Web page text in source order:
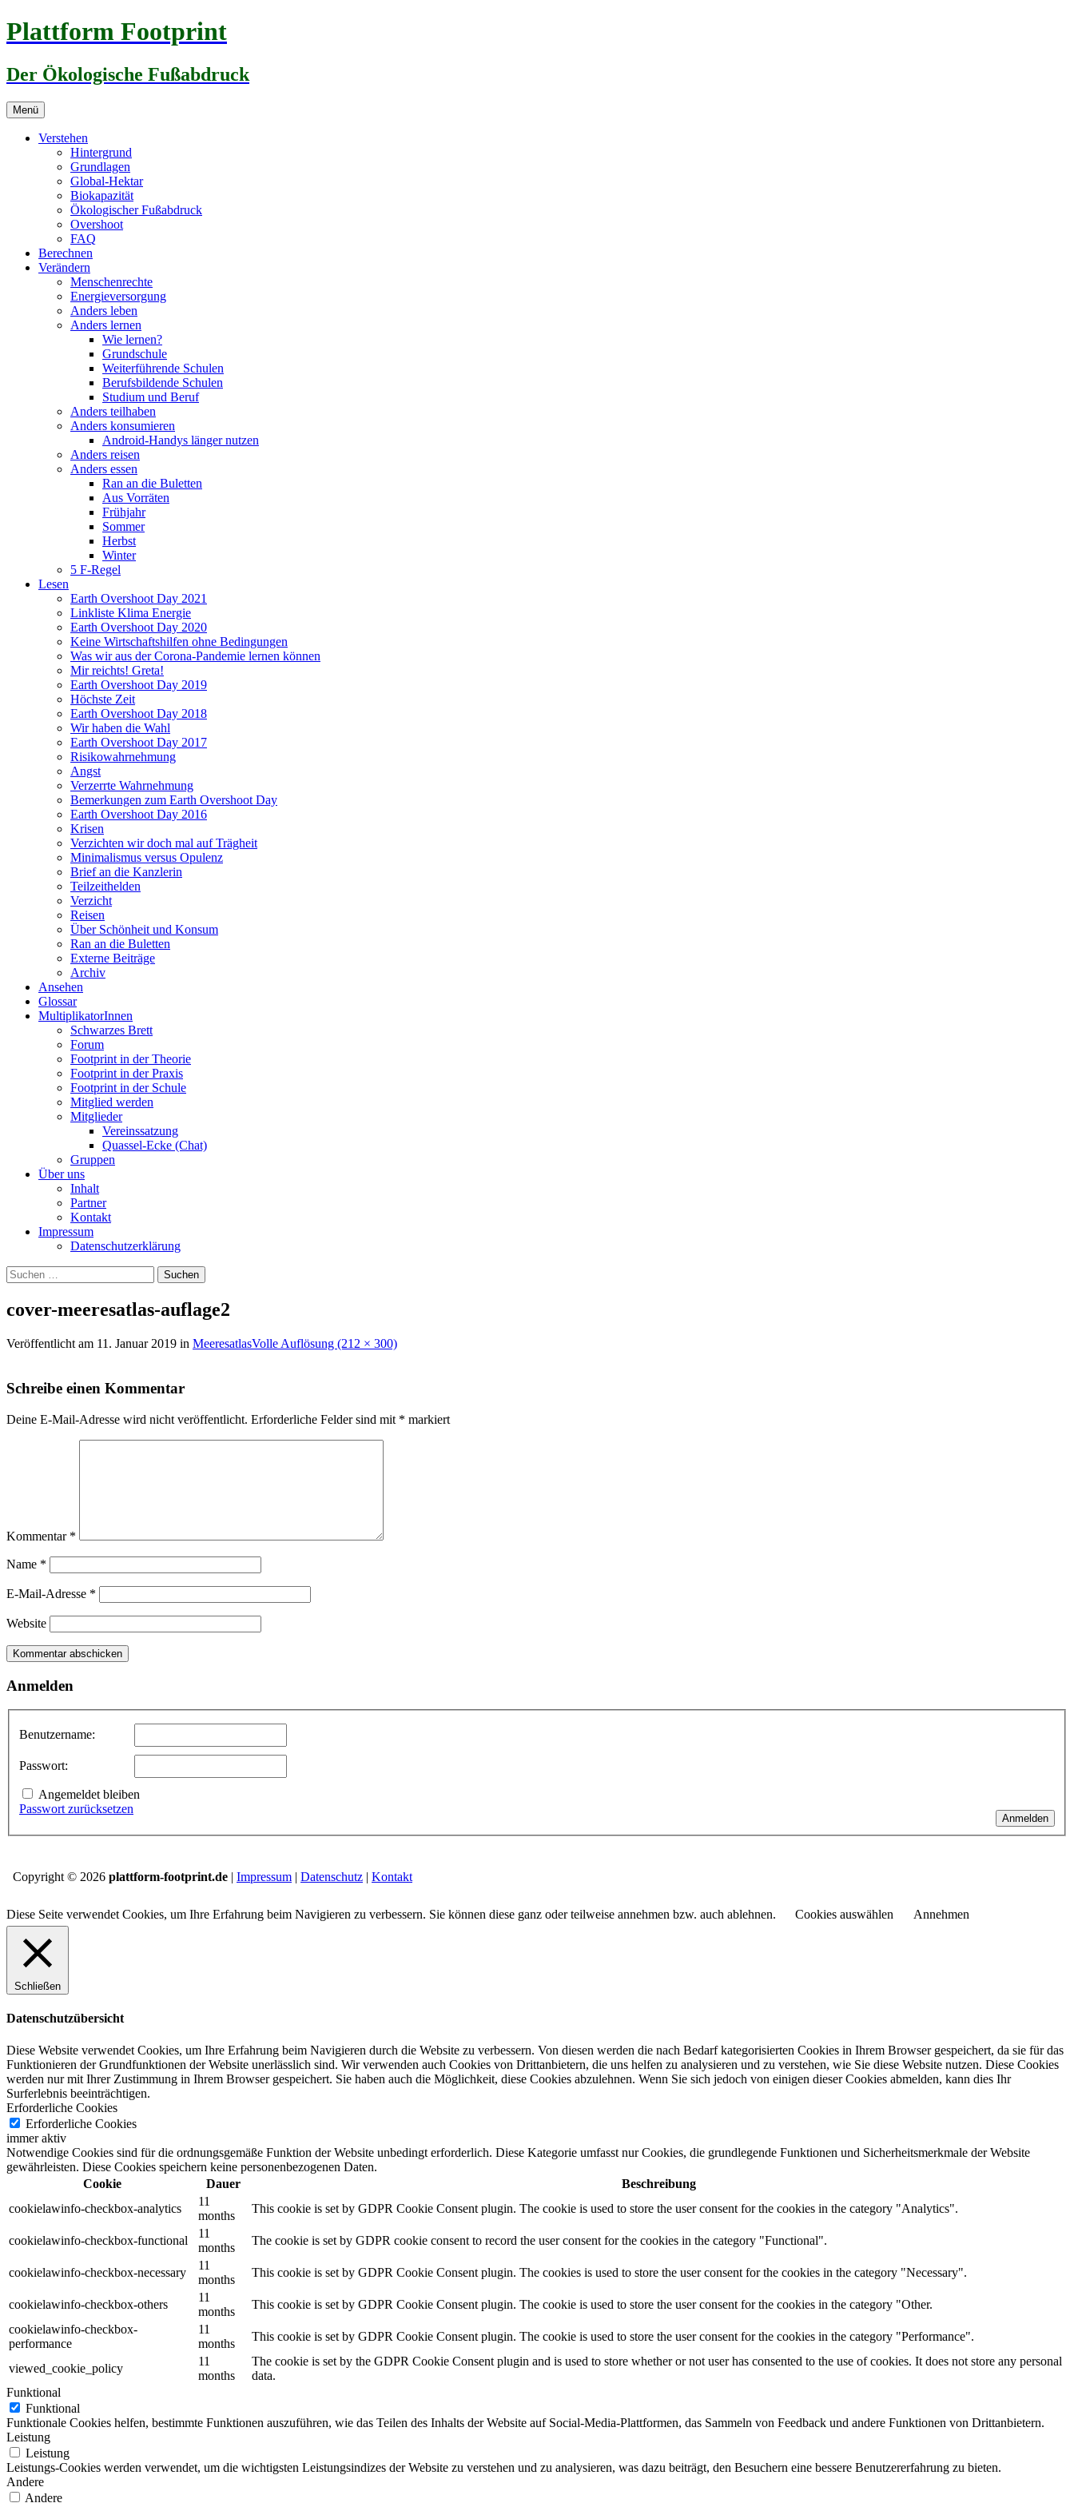
Zum
Inhalt
Plattform Footprint
Der Ökologische Fußabdruck
Menü
Verstehen
Hintergrund
Grundlagen
Global-Hektar
Biokapazität
Ökologischer Fußabdruck
Overshoot
FAQ
Berechnen
Verändern
Menschenrechte
Energieversorgung
Anders leben
Anders lernen
Wie lernen?
Grundschule
Weiterführende Schulen
Berufsbildende Schulen
Studium und Beruf
Anders teilhaben
Anders konsumieren
Android-Handys länger nutzen
Anders reisen
Anders essen
Ran an die Buletten
Aus Vorräten
Frühjahr
Sommer
Herbst
Winter
5 F-Regel
Lesen
Earth Overshoot Day 2021
Linkliste Klima Energie
Earth Overshoot Day 2020
Keine Wirtschaftshilfen ohne Bedingungen
Was wir aus der Corona-Pandemie lernen können
Mir reichts! Greta!
Earth Overshoot Day 2019
Höchste Zeit
Earth Overshoot Day 2018
Wir haben die Wahl
Earth Overshoot Day 2017
Risikowahrnehmung
Angst
Verzerrte Wahrnehmung
Bemerkungen zum Earth Overshoot Day
Earth Overshoot Day 2016
Krisen
Verzichten wir doch mal auf Trägheit
Minimalismus versus Opulenz
Brief an die Kanzlerin
Teilzeithelden
Verzicht
Reisen
Über Schönheit und Konsum
Ran an die Buletten
Externe Beiträge
Archiv
Ansehen
Glossar
MultiplikatorInnen
Schwarzes Brett
Forum
Footprint in der Theorie
Footprint in der Praxis
Footprint in der Schule
Mitglied werden
Mitglieder
Vereinssatzung
Quassel-Ecke (Chat)
Gruppen
Über uns
Inhalt
Partner
Kontakt
Impressum
Datenschutzerklärung
Suchen
nach:
cover-meeresatlas-auflage2
Veröffentlicht am 11. Januar 2019 in MeeresatlasVolle Auflösung (212 × 300)
Schreibe einen Kommentar
Deine E-Mail-Adresse wird nicht veröffentlicht. Erforderliche Felder sind mit * markiert
Kommentar *
Name *
E-Mail-Adresse *
Website
Anmelden
Benutzername:
Passwort:
Angemeldet bleiben
Anmelden
Passwort zurücksetzen
Copyright © 2026 plattform-footprint.de | Impressum | Datenschutz | Kontakt
Diese Seite verwendet Cookies, um Ihre Erfahrung beim Navigieren zu verbessern. Sie können diese ganz oder teilweise annehmen bzw. auch ablehnen. Cookies auswählen Annehmen
Schließen
Datenschutzübersicht
Diese Website verwendet Cookies, um Ihre Erfahrung beim Navigieren durch die Website zu verbessern. Von diesen werden die nach Bedarf kategorisierten Cookies in Ihrem Browser gespeichert, da sie für das
Funktionieren der Grundfunktionen der Website unerlässlich sind. Wir verwenden auch Cookies von Drittanbietern, die uns helfen zu analysieren und zu verstehen, wie Sie diese Website nutzen. Diese Cookies
werden nur mit Ihrer Zustimmung in Ihrem Browser gespeichert. Sie haben auch die Möglichkeit, diese Cookies abzulehnen. Wenn Sie sich jedoch von einigen dieser Cookies abmelden, kann dies Ihr
Surferlebnis beeinträchtigen.
Erforderliche Cookies
Erforderliche Cookies
immer aktiv
Notwendige Cookies sind für die ordnungsgemäße Funktion der Website unbedingt erforderlich. Diese Kategorie umfasst nur Cookies, die grundlegende Funktionen und Sicherheitsmerkmale der Website
gewährleisten. Diese Cookies speichern keine personenbezogenen Daten.
Cookie
Dauer
Beschreibung
cookielawinfo-checkbox-analytics
11
months
This cookie is set by GDPR Cookie Consent plugin. The cookie is used to store the user consent for the cookies in the category "Analytics".
cookielawinfo-checkbox-functional
11
months
The cookie is set by GDPR cookie consent to record the user consent for the cookies in the category "Functional".
cookielawinfo-checkbox-necessary
11
months
This cookie is set by GDPR Cookie Consent plugin. The cookies is used to store the user consent for the cookies in the category "Necessary".
cookielawinfo-checkbox-others
11
months
This cookie is set by GDPR Cookie Consent plugin. The cookie is used to store the user consent for the cookies in the category "Other.
cookielawinfo-checkbox-
performance
11
months
This cookie is set by GDPR Cookie Consent plugin. The cookie is used to store the user consent for the cookies in the category "Performance".
viewed_cookie_policy
11
months
The cookie is set by the GDPR Cookie Consent plugin and is used to store whether or not user has consented to the use of cookies. It does not store any personal
data.
Funktional
Funktional
Funktionale Cookies helfen, bestimmte Funktionen auszuführen, wie das Teilen des Inhalts der Website auf Social-Media-Plattformen, das Sammeln von Feedback und andere Funktionen von Drittanbietern.
Leistung
Leistung
Leistungs-Cookies werden verwendet, um die wichtigsten Leistungsindizes der Website zu verstehen und zu analysieren, was dazu beiträgt, den Besuchern eine bessere Benutzererfahrung zu bieten.
Andere
Andere